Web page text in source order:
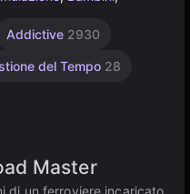
Addictive 2930
del Tempo 28
Master
di un ferroviere incaricato